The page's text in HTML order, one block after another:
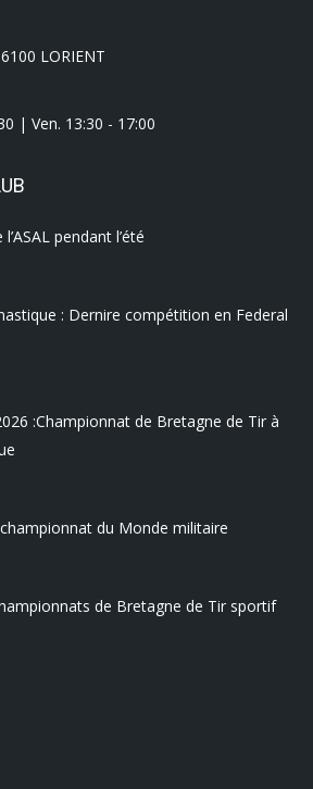
LORIENT
| Ven. 13:30 - 17:00
pendant l’été
: Dernire compétition en Federal
:Championnat de Bretagne de Tir à
du Monde militaire
de Bretagne de Tir sportif